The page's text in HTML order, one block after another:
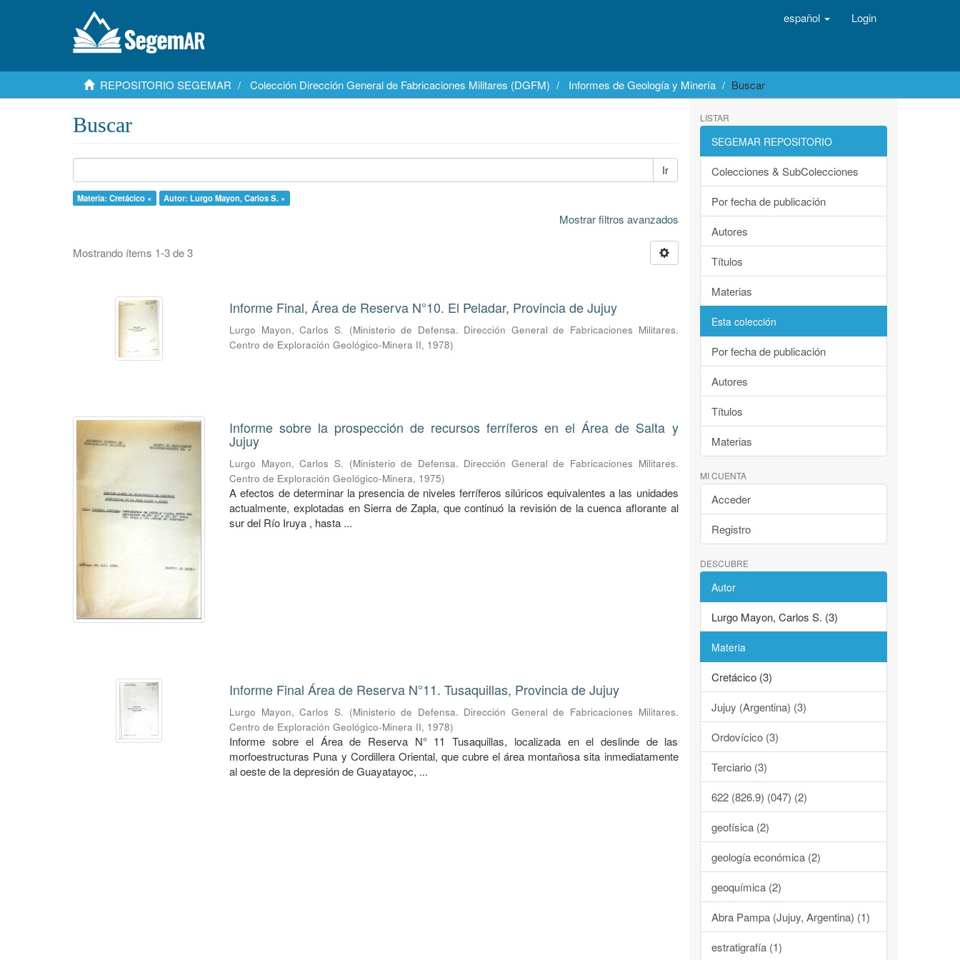
español Login
REPOSITORIO SEGEMAR Colección Dirección General de Fabricaciones Militares (DGFM) Informes de Geología y Minería Buscar
Buscar
Ir
Materia: Cretácico × Autor: Lurgo Mayon, Carlos S. ×
Mostrar filtros avanzados
Mostrando ítems 1-3 de 3
Informe Final, Área de Reserva N°10. El Peladar, Provincia de Jujuy
Lurgo Mayon, Carlos S. (Ministerio de Defensa. Dirección General de Fabricaciones Militares.
Centro de Exploración Geológico-Minera II, 1978)
Informe sobre la prospección de recursos ferríferos en el Área de Salta y
Jujuy
Lurgo Mayon, Carlos S. (Ministerio de Defensa. Dirección General de Fabricaciones Militares.
Centro de Exploración Geológico-Minera, 1975)
A efectos de determinar la presencia de niveles ferríferos silúricos equivalentes a las unidades
actualmente, explotadas en Sierra de Zapla, que continuó la revisión de la cuenca aflorante al
sur del Río Iruya , hasta ...
Informe Final Área de Reserva N°11. Tusaquillas, Provincia de Jujuy
Lurgo Mayon, Carlos S. (Ministerio de Defensa. Dirección General de Fabricaciones Militares.
Centro de Exploración Geológico-Minera II, 1978)
Informe sobre el Área de Reserva N° 11 Tusaquillas, localizada en el deslinde de las
morfoestructuras Puna y Cordillera Oriental, que cubre el área montañosa sita inmediatamente
al oeste de la depresión de Guayatayoc, ...
LISTAR
SEGEMAR REPOSITORIO
Colecciones & SubColecciones
Por fecha de publicación
Autores
Títulos
Materias
Esta colección
Por fecha de publicación
Autores
Títulos
Materias
MI CUENTA
Acceder
Registro
DESCUBRE
Autor
Lurgo Mayon, Carlos S. (3)
Materia
Cretácico (3)
Jujuy (Argentina) (3)
Ordovícico (3)
Terciario (3)
622 (826.9) (047) (2)
geofísica (2)
geología económica (2)
geoquímica (2)
Abra Pampa (Jujuy, Argentina) (1)
estratigrafía (1)